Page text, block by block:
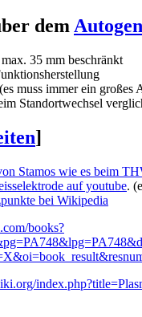
dem
35 mm beschränkt
muss immer ein großes
Standortwechsel
]
Stamos wie es beim
auf youtube.
bei Wikipedia
books?